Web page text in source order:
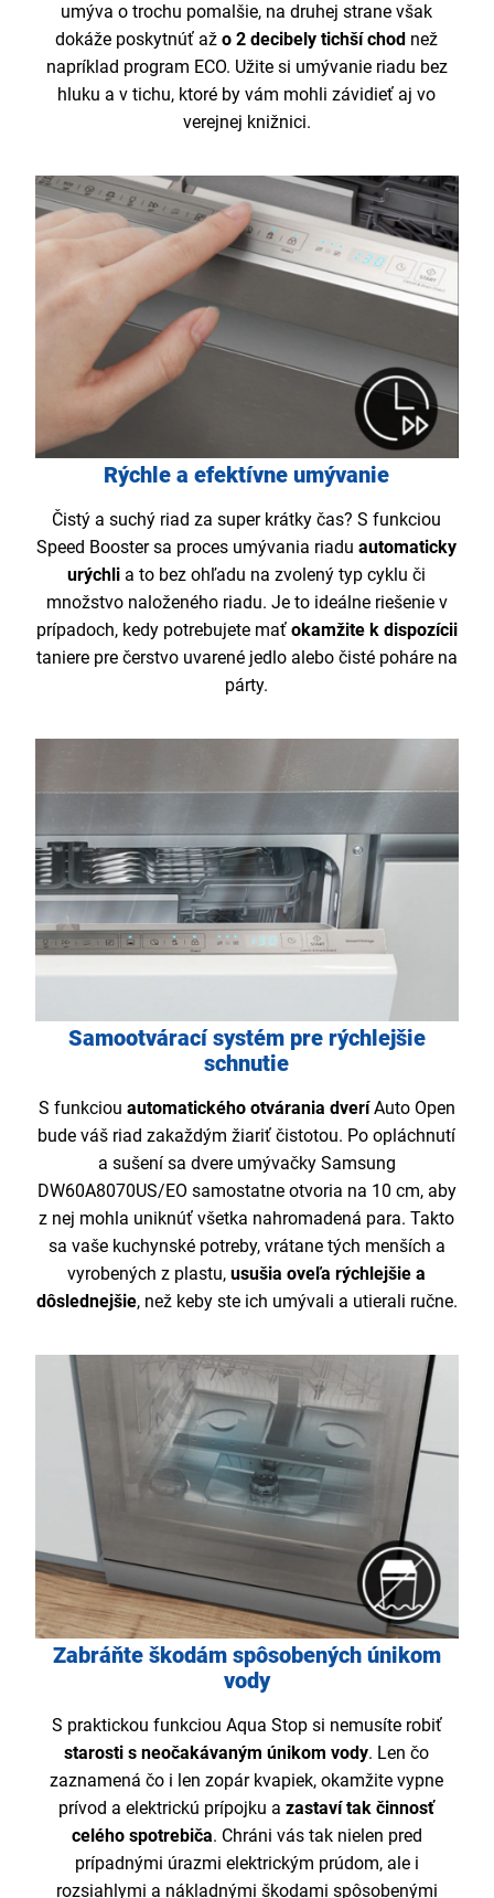
umýva o trochu pomalšie, na druhej strane však
dokáže poskytnúť až o 2 decibely tichší chod než
napríklad program ECO. Užite si umývanie riadu bez
hluku a v tichu, ktoré by vám mohli závidieť aj vo
verejnej knižnici.
Rýchle a efektívne umývanie
Čistý a suchý riad za super krátky čas? S funkciou
Speed Booster sa proces umývania riadu automaticky
urýchli a to bez ohľadu na zvolený typ cyklu či
množstvo naloženého riadu. Je to ideálne riešenie v
prípadoch, kedy potrebujete mať okamžite k dispozícii
taniere pre čerstvo uvarené jedlo alebo čisté poháre na
párty.
Samootvárací systém pre rýchlejšie
schnutie
S funkciou automatického otvárania dveríAuto Open
bude váš riad zakaždým žiariť čistotou. Po opláchnutí
a sušení sa dvere umývačky Samsung
DW60A8070US/EO samostatne otvoria na 10 cm, aby
z nej mohla uniknúť všetka nahromadená para. Takto
sa vaše kuchynské potreby, vrátane tých menších a
vyrobených z plastu,usušia oveľa rýchlejšie a
dôslednejšie, než keby ste ich umývali a utierali ručne.
Zabráňte škodám spôsobených únikom
vody
S praktickou funkciou Aqua Stop si nemusíte robiť
starosti s neočakávaným únikom vody. Len čo
zaznamená čo i len zopár kvapiek, okamžite vypne
prívod a elektrickú prípojku azastaví tak činnosť
celého spotrebiča. Chráni vás tak nielen pred
prípadnými úrazmi elektrickým prúdom, ale i
rozsiahlymi a nákladnými škodami spôsobenými